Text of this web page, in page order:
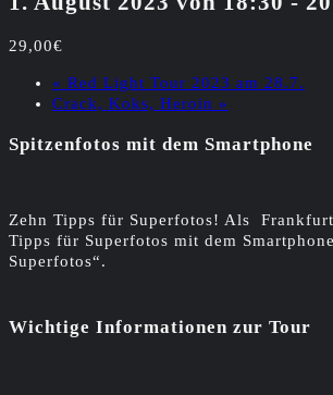
29,00€
« Red Light Tour 2023 am 28.7.
Crack, Koks, Heroin »
Spitzenfotos mit dem Smartphone
Zehn Tipps für Superfotos! Als
Tipps für Superfotos mit dem
Superfotos“.
Wichtige Informationen zur Tour